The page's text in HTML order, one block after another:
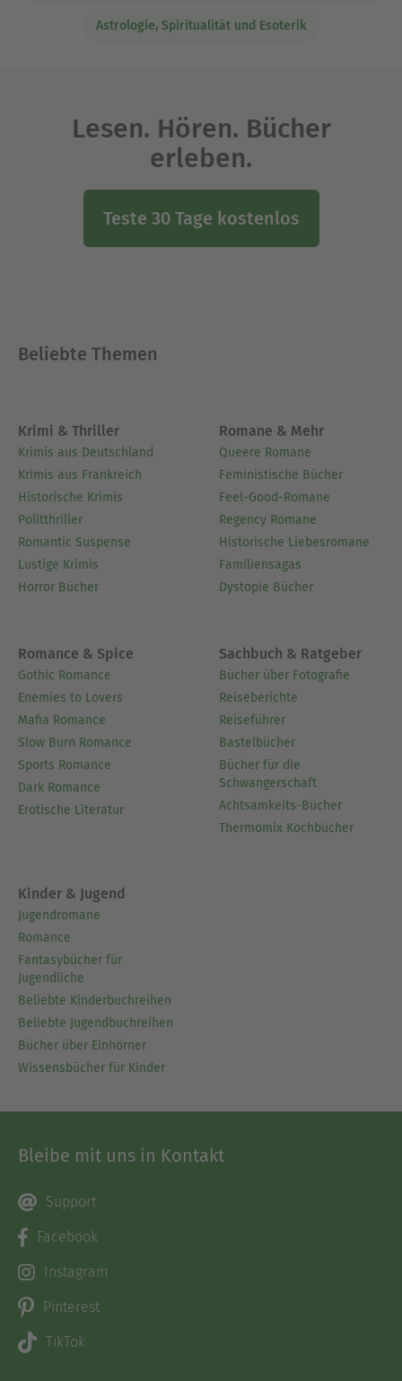
Astrologie, Spiritualität und Esoterik
Lesen. Hören. Bücher
erleben.
Teste 30 Tage kostenlos
Beliebte Themen
Krimi & Thriller
Krimis aus Deutschland
Krimis aus Frankreich
Historische Krimis
Politthriller
Romantic Suspense
Lustige Krimis
Horror Bücher
Romane & Mehr
Queere Romane
Feministische Bücher
Feel-Good-Romane
Regency Romane
Historische Liebesromane
Familiensagas
Dystopie Bücher
Romance & Spice
Gothic Romance
Enemies to Lovers
Mafia Romance
Slow Burn Romance
Sports Romance
Dark Romance
Erotische Literatur
Sachbuch & Ratgeber
Bücher über Fotografie
Reiseberichte
Reiseführer
Bastelbücher
Bücher für die
Schwangerschaft
Achtsamkeits-Bücher
Thermomix Kochbücher
Kinder & Jugend
Jugendromane
Romance
Fantasybücher für
Jugendliche
Beliebte Kinderbuchreihen
Beliebte Jugendbuchreihen
Bücher über Einhörner
Wissensbücher für Kinder
Bleibe mit uns in Kontakt
Support
Facebook
Instagram
Pinterest
TikTok